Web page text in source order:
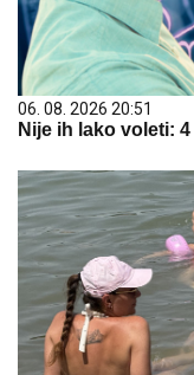
06. 08. 2026 20:51
Nije ih lako voleti: